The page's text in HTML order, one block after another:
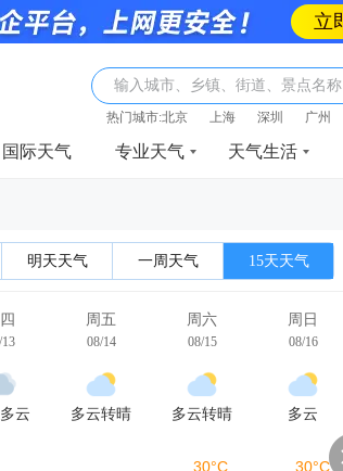
立
输入城市、乡镇、街道、景点名称
热门城市:北京 上海 深圳 广州
国际天气 专业天气 天气生活
明天天气 一周天气 15天天气
云
周五
08/14
多云转晴
周六
08/15
多云转晴
周日
08/16
多云